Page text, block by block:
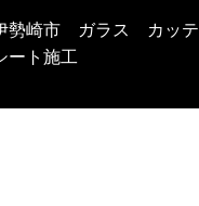
勢崎市 ガラス カッテ
ート施工